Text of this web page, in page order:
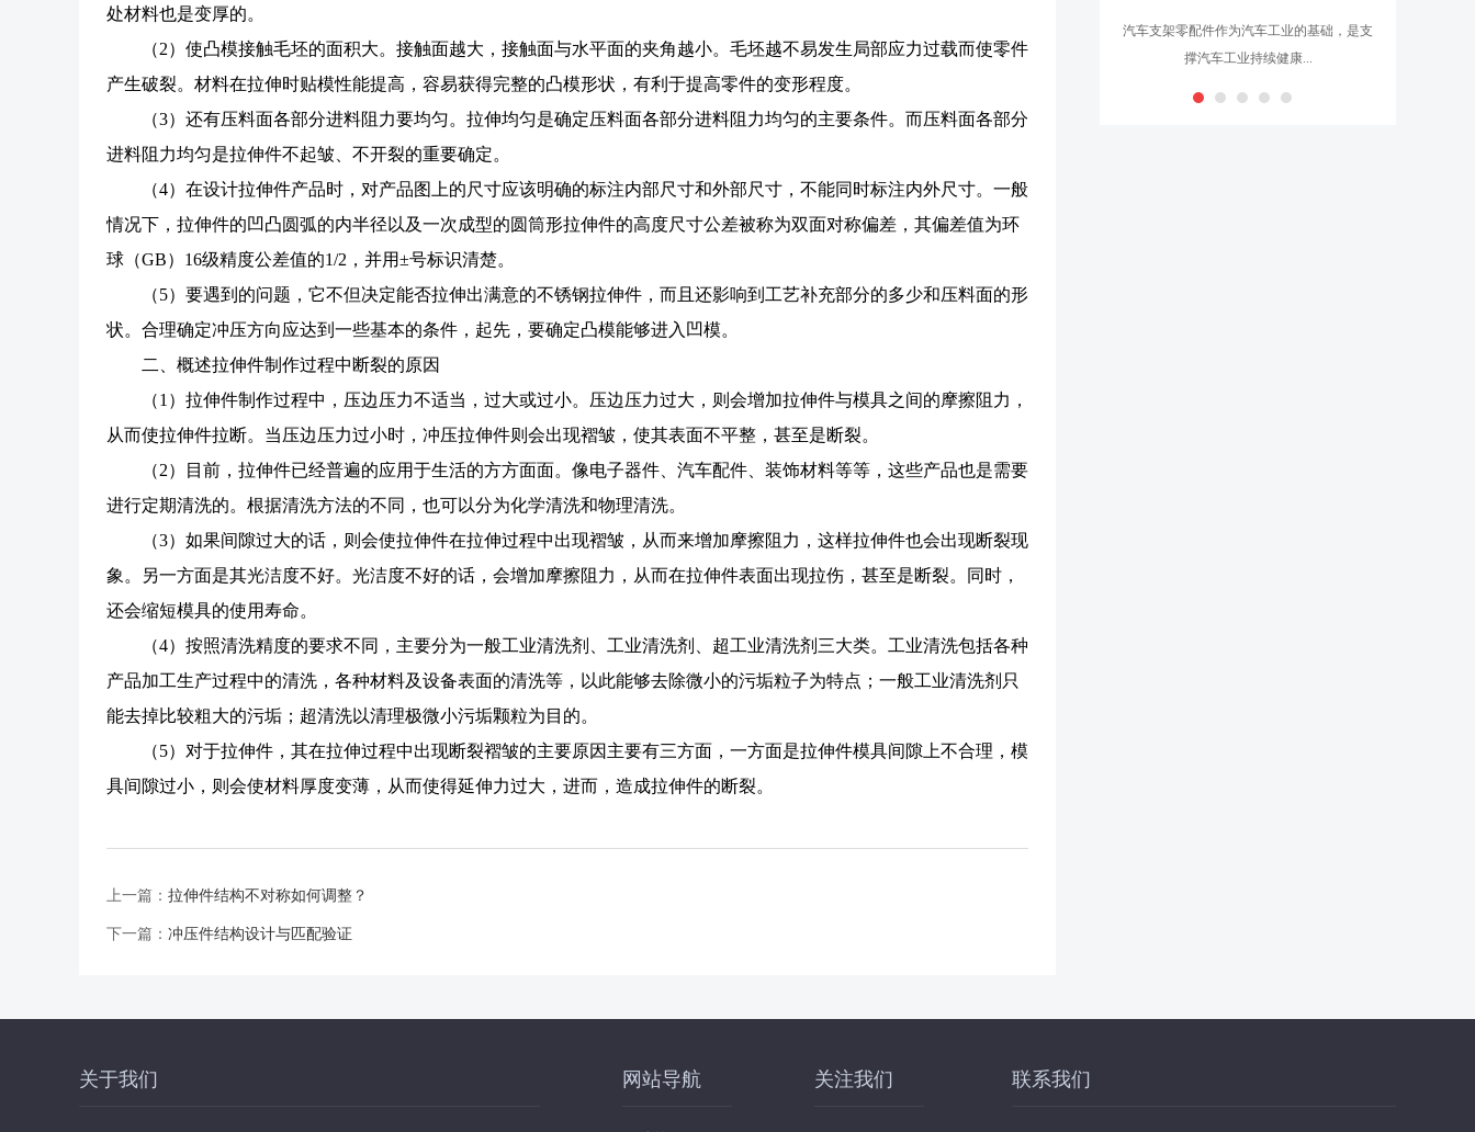
处材料也是变厚的。
（2）使凸模接触毛坯的面积大。接触面越大，接触面与水平面的夹角越小。毛坯越不易发生局部应力过载而使零件
产生破裂。材料在拉伸时贴模性能提高，容易获得完整的凸模形状，有利于提高零件的变形程度。
（3）还有压料面各部分进料阻力要均匀。拉伸均匀是确定压料面各部分进料阻力均匀的主要条件。而压料面各部分
进料阻力均匀是拉伸件不起皱、不开裂的重要确定。
（4）在设计拉伸件产品时，对产品图上的尺寸应该明确的标注内部尺寸和外部尺寸，不能同时标注内外尺寸。一般
情况下，拉伸件的凹凸圆弧的内半径以及一次成型的圆筒形拉伸件的高度尺寸公差被称为双面对称偏差，其偏差值为环
球（GB）16级精度公差值的1/2，并用±号标识清楚。
（5）要遇到的问题，它不但决定能否拉伸出满意的不锈钢拉伸件，而且还影响到工艺补充部分的多少和压料面的形
状。合理确定冲压方向应达到一些基本的条件，起先，要确定凸模能够进入凹模。
二、概述拉伸件制作过程中断裂的原因
（1）拉伸件制作过程中，压边压力不适当，过大或过小。压边压力过大，则会增加拉伸件与模具之间的摩擦阻力，
从而使拉伸件拉断。当压边压力过小时，冲压拉伸件则会出现褶皱，使其表面不平整，甚至是断裂。
（2）目前，拉伸件已经普遍的应用于生活的方方面面。像电子器件、汽车配件、装饰材料等等，这些产品也是需要
进行定期清洗的。根据清洗方法的不同，也可以分为化学清洗和物理清洗。
（3）如果间隙过大的话，则会使拉伸件在拉伸过程中出现褶皱，从而来增加摩擦阻力，这样拉伸件也会出现断裂现
象。另一方面是其光洁度不好。光洁度不好的话，会增加摩擦阻力，从而在拉伸件表面出现拉伤，甚至是断裂。同时，
还会缩短模具的使用寿命。
（4）按照清洗精度的要求不同，主要分为一般工业清洗剂、工业清洗剂、超工业清洗剂三大类。工业清洗包括各种
产品加工生产过程中的清洗，各种材料及设备表面的清洗等，以此能够去除微小的污垢粒子为特点；一般工业清洗剂只
能去掉比较粗大的污垢；超清洗以清理极微小污垢颗粒为目的。
（5）对于拉伸件，其在拉伸过程中出现断裂褶皱的主要原因主要有三方面，一方面是拉伸件模具间隙上不合理，模
具间隙过小，则会使材料厚度变薄，从而使得延伸力过大，进而，造成拉伸件的断裂。
上一篇： 拉伸件结构不对称如何调整？
下一篇： 冲压件结构设计与匹配验证
汽车支架零配件作为汽车工业的基础，是支
撑汽车工业持续健康...
关于我们 网站导航 关注我们 联系我们